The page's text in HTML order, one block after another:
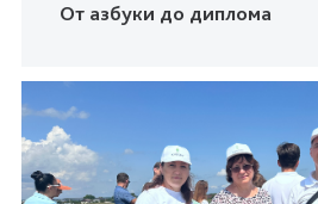
От азбуки до диплома